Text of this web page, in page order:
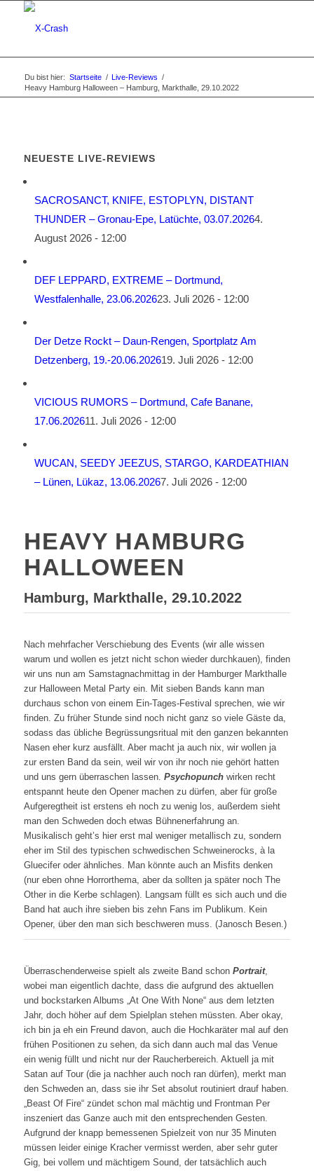
Du bist hier: Startseite / Live-Reviews /
Heavy Hamburg Halloween – Hamburg, Markthalle, 29.10.2022
NEUESTE LIVE-REVIEWS
SACROSANCT, KNIFE, ESTOPLYN, DISTANT
THUNDER – Gronau-Epe, Latüchte, 03.07.20264.
August 2026 - 12:00
DEF LEPPARD, EXTREME – Dortmund,
Westfalenhalle, 23.06.202623. Juli 2026 - 12:00
Der Detze Rockt – Daun-Rengen, Sportplatz Am
Detzenberg, 19.-20.06.202619. Juli 2026 - 12:00
VICIOUS RUMORS – Dortmund, Cafe Banane,
17.06.202611. Juli 2026 - 12:00
WUCAN, SEEDY JEEZUS, STARGO, KARDEATHIAN
– Lünen, Lükaz, 13.06.20267. Juli 2026 - 12:00
HEAVY HAMBURG
HALLOWEEN
Hamburg, Markthalle, 29.10.2022
Nach mehrfacher Verschiebung des Events (wir alle wissen
warum und wollen es jetzt nicht schon wieder durchkauen), finden
wir uns nun am Samstagnachmittag in der Hamburger Markthalle
zur Halloween Metal Party ein. Mit sieben Bands kann man
durchaus schon von einem Ein-Tages-Festival sprechen, wie wir
finden. Zu früher Stunde sind noch nicht ganz so viele Gäste da,
sodass das übliche Begrüssungsritual mit den ganzen bekannten
Nasen eher kurz ausfällt. Aber macht ja auch nix, wir wollen ja
zur ersten Band da sein, weil wir von ihr noch nie gehört hatten
und uns gern überraschen lassen. Psychopunchwirken recht
entspannt heute den Opener machen zu dürfen, aber für große
Aufgeregtheit ist erstens eh noch zu wenig los, außerdem sieht
man den Schweden doch etwas Bühnenerfahrung an.
Musikalisch geht’s hier erst mal weniger metallisch zu, sondern
eher im Stil des typischen schwedischen Schweinerocks, à la
Gluecifer oder ähnliches. Man könnte auch an Misfits denken
(nur eben ohne Horrorthema, aber da sollten ja später noch The
Other in die Kerbe schlagen). Langsam füllt es sich auch und die
Band hat auch ihre sieben bis zehn Fans im Publikum. Kein
Opener, über den man sich beschweren muss. (Janosch Besen.)
Überraschenderweise spielt als zweite Band schon Portrait,
wobei man eigentlich dachte, dass die aufgrund des aktuellen
und bockstarken Albums „At One With None“ aus dem letzten
Jahr, doch höher auf dem Spielplan stehen müssten. Aber okay,
ich bin ja eh ein Freund davon, auch die Hochkaräter mal auf den
frühen Positionen zu sehen, da sich dann auch mal das Venue
ein wenig füllt und nicht nur der Raucherbereich. Aktuell ja mit
Satan auf Tour (die ja nachher auch noch ran dürfen), merkt man
den Schweden an, dass sie ihr Set absolut routiniert drauf haben.
„Beast Of Fire“ zündet schon mal mächtig und Frontman Per
inszeniert das Ganze auch mit den entsprechenden Gesten.
Aufgrund der knapp bemessenen Spielzeit von nur 35 Minuten
müssen leider einige Kracher vermisst werden, aber sehr guter
Gig, bei vollem und mächtigem Sound, der tatsächlich auch